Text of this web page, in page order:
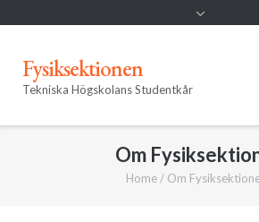
Fysiksektionen
Tekniska Högskolans Studentkår
Om
Home/ Om